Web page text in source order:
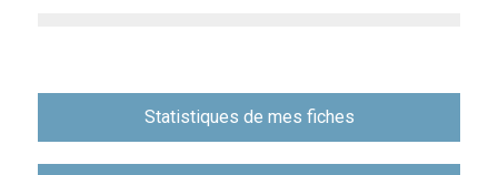
Statistiques de mes fiches